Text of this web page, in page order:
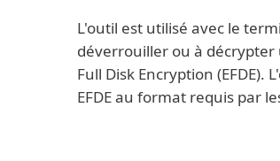
L'outil est utilisé avec le
déverrouiller ou à décrypter
Full Disk Encryption
EFDE au format requis par